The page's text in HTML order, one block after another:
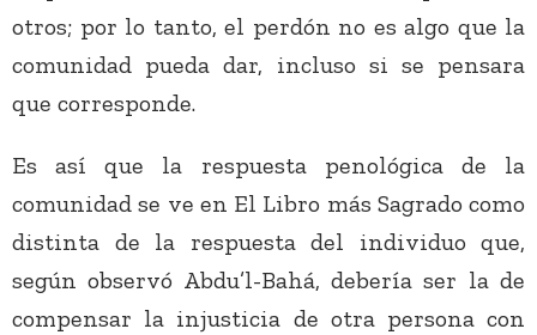
otros; por lo tanto, el perdón no es algo que la
comunidad pueda dar, incluso si se pensara
que corresponde.
Es así que la respuesta penológica de la
comunidad se ve en El Libro más Sagrado como
distinta de la respuesta del individuo que,
según observó Abdu’l-Bahá, debería ser la de
compensar la injusticia de otra persona con